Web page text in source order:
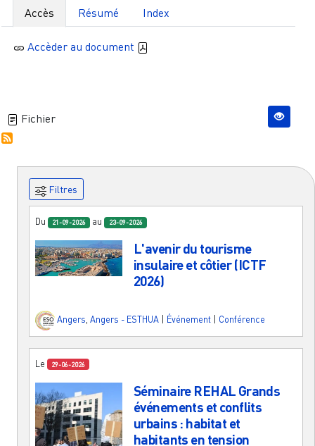
Accès Résumé Index
Accèder au document
Fichier
Filtres
Du 21-09-2026 au 23-09-2026
L'avenir du tourisme
insulaire et côtier (ICTF
2026)
Angers Angers - ESTHUA Événement Conférence
Le 29-06-2026
Séminaire REHAL Grands
événements et conflits
urbains : habitat et
habitants en tension